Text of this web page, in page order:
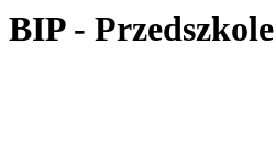
BIP -